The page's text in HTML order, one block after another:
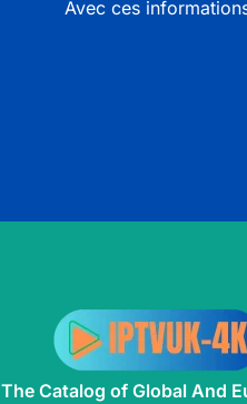
Avec ces
The Catalog of Global And